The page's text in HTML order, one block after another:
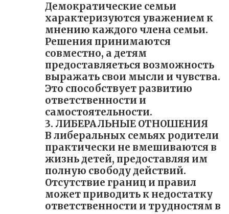
Демократические семьи
характеризуются уважением к
мнению каждого члена семьи.
Решения принимаются
совместно, а детям
предоставляеться возможность
выражать свои мысли и чувства.
Это способствует развитию
ответственности и
самостоятельности.
3. ЛИБЕРАЛЬНЫЕ ОТНОШЕНИЯ
В либеральных семьях родители
практически не вмешиваются в
жизнь детей, предоставляя им
полную свободу действий.
Отсутствие границ и правил
может приводить к недостатку
ответственности и трудностям в